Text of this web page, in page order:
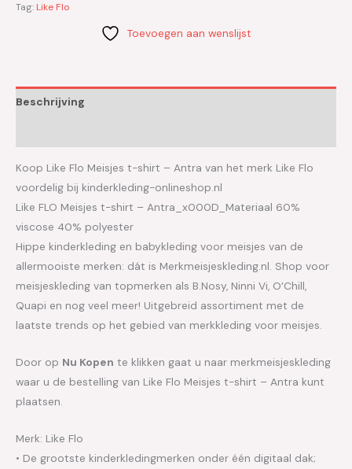
Tag: Like Flo
Toevoegen aan wenslijst
Beschrijving
Koop Like Flo Meisjes t-shirt – Antra van het merk Like Flo
voordelig bij kinderkleding-onlineshop.nl
Like FLO Meisjes t-shirt – Antra_x000D_Materiaal 60%
viscose 40% polyester
Hippe kinderkleding en babykleding voor meisjes van de
allermooiste merken: dát is Merkmeisjeskleding.nl. Shop voor
meisjeskleding van topmerken als B.Nosy, Ninni Vi, O’Chill,
Quapi en nog veel meer! Uitgebreid assortiment met de
laatste trends op het gebied van merkkleding voor meisjes.
Door op Nu Kopen te klikken gaat u naar merkmeisjeskleding
waar u de bestelling van Like Flo Meisjes t-shirt – Antra kunt
plaatsen.
Merk: Like Flo
• De grootste kinderkledingmerken onder één digitaal dak;